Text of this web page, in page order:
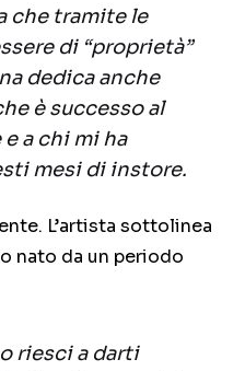
che tramite le
di “proprietà”
dedica anche
è successo al
a chi mi ha
mesi di instore.
L’artista sottolinea
nato da un periodo
riesci a darti